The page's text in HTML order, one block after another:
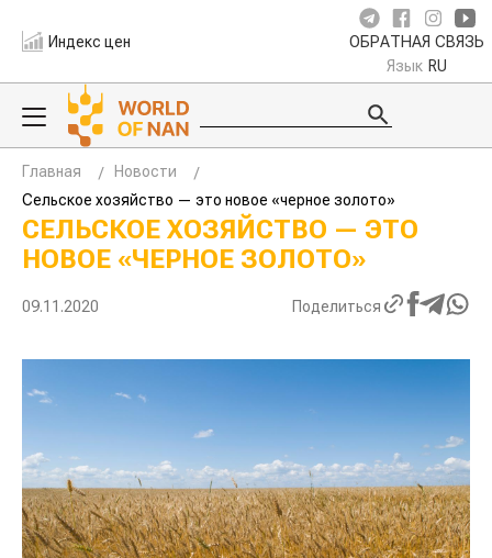
Индекс цен ОБРАТНАЯ СВЯЗЬ
Язык RU
Главная
Новости
Сельское хозяйство — это новое «черное золото»
СЕЛЬСКОЕ ХОЗЯЙСТВО — ЭТО
НОВОЕ «ЧЕРНОЕ ЗОЛОТО»
09.11.2020 Поделиться